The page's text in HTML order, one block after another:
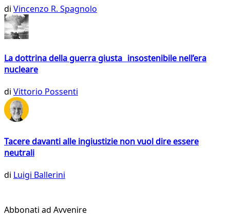
di Vincenzo R. Spagnolo
La dottrina della guerra giusta insostenibile nell’era
nucleare
di Vittorio Possenti
Tacere davanti alle ingiustizie non vuol dire essere
neutrali
di Luigi Ballerini
Abbonati ad Avvenire